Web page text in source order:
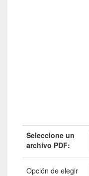
Seleccione un
archivo PDF:
Opción de elegir